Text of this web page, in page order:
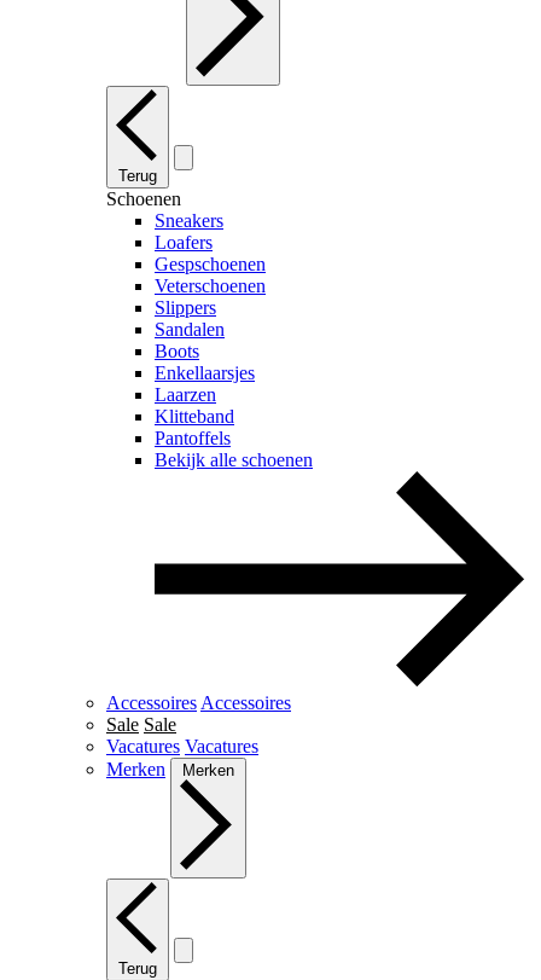
Terug
Schoenen
Sneakers
Loafers
Gespschoenen
Veterschoenen
Slippers
Sandalen
Boots
Enkellaarsjes
Laarzen
Klitteband
Pantoffels
Bekijk alle schoenen
Accessoires Accessoires
Sale Sale
Vacatures Vacatures
Merken
Merken
Terug